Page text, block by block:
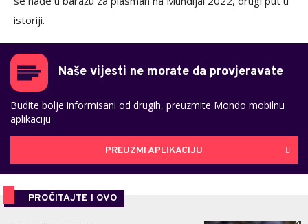
istoriji.
Naše vijesti ne morate da provjeravate
Budite bolje informisani od drugih, preuzmite Mondo mobilnu
aplikaciju
PREUZMI APLIKACIJU
PROČITAJTE I OVO